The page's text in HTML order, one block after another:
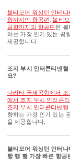
볼티모어 워싱턴 인터나티오널 써굿 마샬 공항에서 존 글렌 콜럼버스 국제 공
항까지의 항공편 , 볼티
공항까지의 항공편 은 볼
하는 가장 인기 있는 공
제공합니다.
조지 부시 인터콘티넨
요?
나리타 국제공항에서
에서 조지 부시 인터콘
조지 부시 인터콘티넨
향하는 가장 인기 있는
을 제공합니다.
볼티모어 워싱턴 인터
항 행 행 가장 빠른 항공